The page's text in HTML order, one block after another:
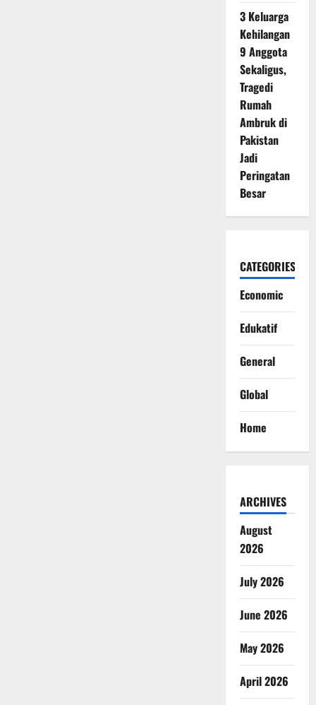
3 Keluarga
Kehilangan
9 Anggota
Sekaligus,
Tragedi
Rumah
Ambruk di
Pakistan
Jadi
Peringatan
Besar
CATEGORIES
Economic
Edukatif
General
Global
Home
ARCHIVES
August
2026
July 2026
June 2026
May 2026
April 2026